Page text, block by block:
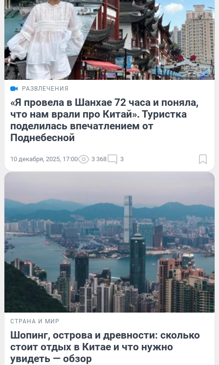
РАЗВЛЕЧЕНИЯ
«Я провела в Шанхае 72 часа и поняла,
что нам врали про Китай». Туристка
поделилась впечатлением от
Поднебесной
10 декабря, 2025, 17:00 3 368 3
СТРАНА И МИР
Шопинг, острова и древности: сколько
стоит отдых в Китае и что нужно
увидеть — обзор